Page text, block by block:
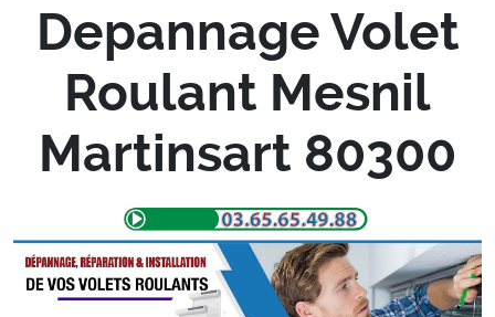
Depannage Volet
Roulant Mesnil
Martinsart 80300